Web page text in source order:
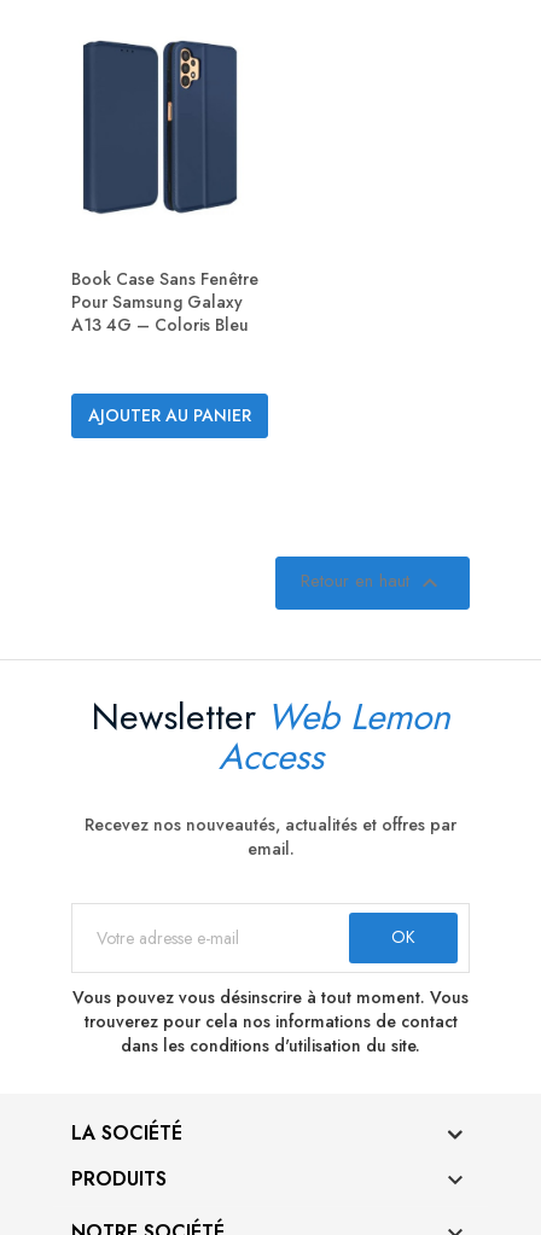
Book Case Sans Fenêtre
Pour Samsung Galaxy
A13 4G – Coloris Bleu
AJOUTER AU PANIER
Retour en haut 
Newsletter Web Lemon
Access
Recevez nos nouveautés, actualités et offres par
email.
Vous pouvez vous désinscrire à tout moment. Vous
trouverez pour cela nos informations de contact
dans les conditions d'utilisation du site.
LA SOCIÉTÉ
PRODUITS
